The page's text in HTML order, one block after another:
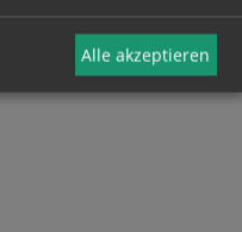
Alle akzeptieren